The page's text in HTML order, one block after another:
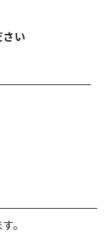
さい
。